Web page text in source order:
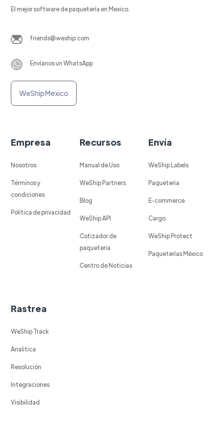
El mejor software de paquetería en Mexico.
friends@weship.com
Envíanos un WhatsApp
WeShip Mexico
Empresa
Nosotros
Términos y
condiciones
Política de privacidad
Recursos
Manual de Uso
WeShip Partners
Blog
WeShip API
Cotizador de
paqueteria
Centro de Noticias
Envía
WeShip Labels
Paqueteria
E-commerce
Cargo
WeShip Protect
Paqueterías México
Rastrea
WeShip Track
Analitica
Resolución
Integraciones
Visibilidad